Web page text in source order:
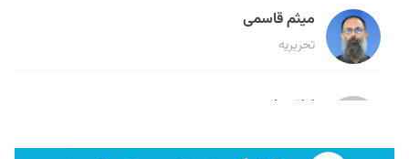
میثم قاسمی
تحریریه
لیلا حنارود